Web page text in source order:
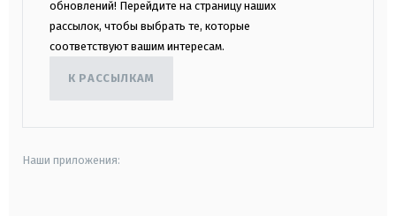
обновлений! Перейдите на страницу наших
рассылок, чтобы выбрать те, которые
соответствуют вашим интересам.
К РАССЫЛКАМ
Наши приложения: